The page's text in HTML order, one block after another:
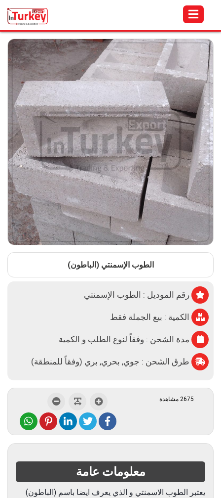
الطوب الإسمنتي (الباطون)
رقم الموديل : الطوب الإسمنتي
الكمية : بيع الجملة فقط
مدة الشحن : وفقاً لنوع الطلب و الكمية
طرق الشحن : جوي, بحري, بري (وفقاً للمنطقة)
2675 مشاهدة
معلومات عامة
يعتبر الطوب الاسمنتي و الذي يعرف ايضا باسم (الباطون)